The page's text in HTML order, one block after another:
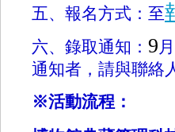
五、報名方式：至
六、錄取通知： 9 月
通知者，請與聯絡
※活動流程：